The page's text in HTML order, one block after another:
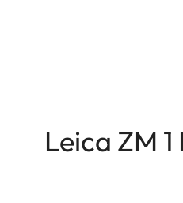
Leica ZM